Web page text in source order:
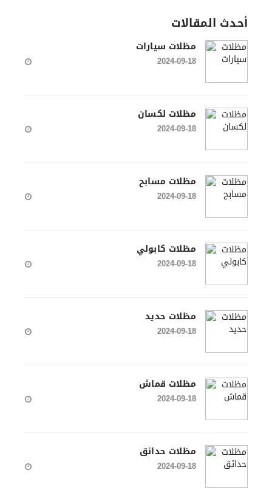
أحدث المقالات
مظلات سيارات
2024-09-18
مظلات لكسان
2024-09-18
مظلات مسابح
2024-09-18
مظلات كابولي
2024-09-18
مظلات حديد
2024-09-18
مظلات قماش
2024-09-18
مظلات حدائق
2024-09-18